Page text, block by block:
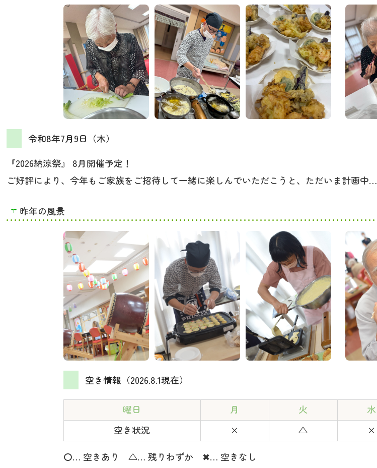
令和8年7月9日（木）
『2026納涼祭』 8月開催予定！
ご好評により、今年もご家族をご招待して一緒に楽しんでいただこうと、ただいま計画中…
昨年の風景
空き情報（2026.8.1現在）
曜日 月 火 水
空き状況
× △ ×
〇… 空きあり △… 残りわずか ✖… 空きなし